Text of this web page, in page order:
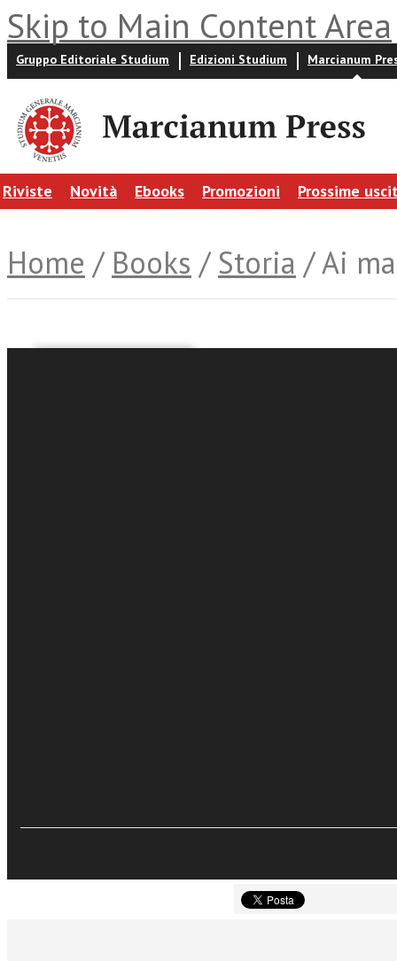
Skip to Main Content Area
Gruppo Editoriale Studium Edizioni Studium Marcianum
Riviste Novità Ebooks Promozioni Prossime
Home / Books / Storia / Ai
narrati, conferisce